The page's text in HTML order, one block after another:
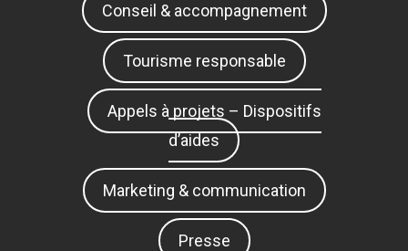
Conseil & accompagnement
Tourisme responsable
Appels à projets – Dispositifs
d’aides
Marketing & communication
Presse